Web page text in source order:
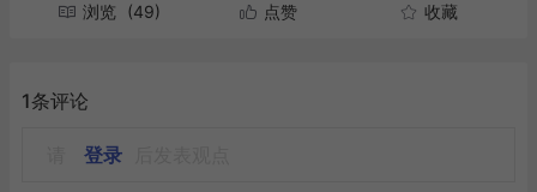
浏览 (49) 点赞 收藏
1条评论
登录